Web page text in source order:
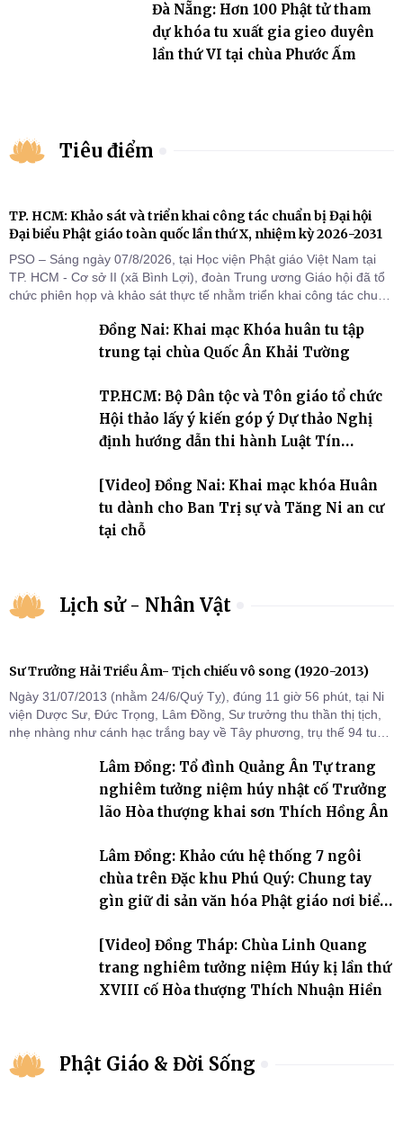
Đà Nẵng: Hơn 100 Phật tử tham
dự khóa tu xuất gia gieo duyên
lần thứ VI tại chùa Phước Ấm
Tiêu điểm
TP. HCM: Khảo sát và triển khai công tác chuẩn bị Đại hội
Đại biểu Phật giáo toàn quốc lần thứ X, nhiệm kỳ 2026-2031
PSO – Sáng ngày 07/8/2026, tại Học viện Phật giáo Việt Nam tại
TP. HCM - Cơ sở II (xã Bình Lợi), đoàn Trung ương Giáo hội đã tổ
chức phiên họp và khảo sát thực tế nhằm triển khai công tác chuẩn
Đồng Nai: Khai mạc Khóa huân tu tập
trung tại chùa Quốc Ân Khải Tường
TP.HCM: Bộ Dân tộc và Tôn giáo tổ chức
Hội thảo lấy ý kiến góp ý Dự thảo Nghị
định hướng dẫn thi hành Luật Tín
[Video] Đồng Nai: Khai mạc khóa Huân
tu dành cho Ban Trị sự và Tăng Ni an cư
tại chỗ
Lịch sử - Nhân Vật
Sư Trưởng Hải Triều Âm- Tịch chiếu vô song (1920-2013)
Ngày 31/07/2013 (nhằm 24/6/Quý Tỵ), đúng 11 giờ 56 phút, tại Ni
viện Dược Sư, Đức Trọng, Lâm Đồng, Sư trưởng thu thần thị tịch,
nhẹ nhàng như cánh hạc trắng bay về Tây phương, trụ thế 94 tuổi
Lâm Đồng: Tổ đình Quảng Ân Tự trang
nghiêm tưởng niệm húy nhật cố Trưởng
lão Hòa thượng khai sơn Thích Hồng Ân
Lâm Đồng: Khảo cứu hệ thống 7 ngôi
chùa trên Đặc khu Phú Quý: Chung tay
gìn giữ di sản văn hóa Phật giáo nơi biển
[Video] Đồng Tháp: Chùa Linh Quang
trang nghiêm tưởng niệm Húy kị lần thứ
XVIII cố Hòa thượng Thích Nhuận Hiền
Phật Giáo & Đời Sống